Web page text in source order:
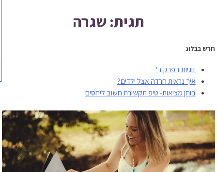
תגית: שגרה
חדש בבלוג
זוגיות בפרק ב'
איך נראית חרדה אצל ילדים?
בוחן מציאות- טיפ תקשורת חשוב ליחסים